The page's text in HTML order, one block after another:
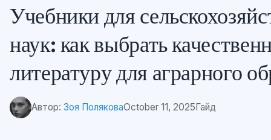
Учебники для
наук: как выбрать
литературу для аграрного
Автор: Зоя ПоляковаOctober 11, 2025 Гайд